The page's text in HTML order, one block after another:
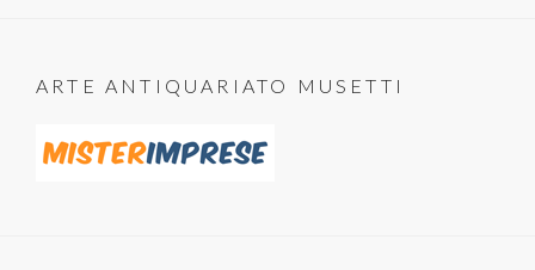
ARTE ANTIQUARIATO MUSETTI